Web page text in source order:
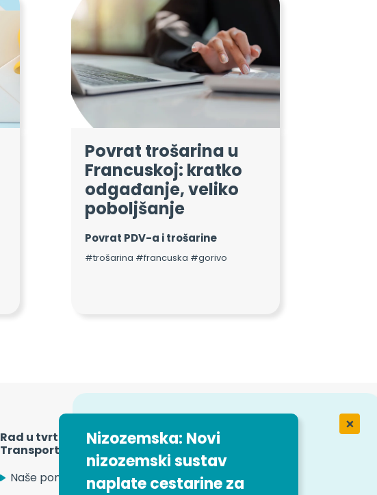
Nizozemska: Novi
nizozemski sustav
naplate cestarine za
Povrat trošarina u
Francuskoj: kratko
odgađanje, veliko
poboljšanje
Povrat PDV-a i trošarine
#trošarina #francuska #gorivo
Rad u tvrtki Easytrip
Transport Services
Naše ponude za posao